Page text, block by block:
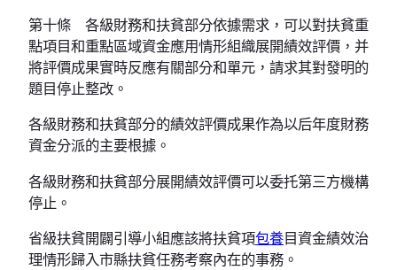
第十條 各級財務和扶貧部分依據需求，可以對扶貧重
點項目和重點區域資金應用情形組織展開績效評價，并
將評價成果實時反應有關部分和單元，請求其對發明的
題目停止整改。
各級財務和扶貧部分的績效評價成果作為以后年度財務
資金分派的主要根據。
各級財務和扶貧部分展開績效評價可以委托第三方機構
停止。
省級扶貧開闢引導小組應該將扶貧項包養目資金績效治
理情形歸入市縣扶貧任務考察內在的事務。